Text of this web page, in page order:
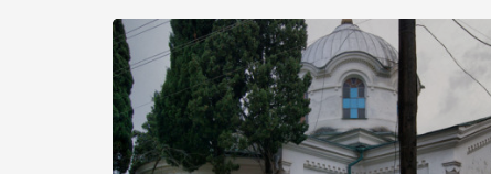
Херсонесі Володимир-язичник, став Василем-
християнином. А потім було Хрещення Русі. На честь
Херсонесу Таврійського названо місто […]